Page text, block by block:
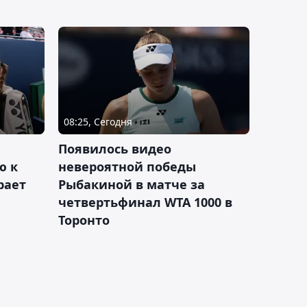
к
08:25, Сегодня
Появилось видео
невероятной победы
Рыбакиной в матче за
четвертьфинал WTA 1000 в
Торонто